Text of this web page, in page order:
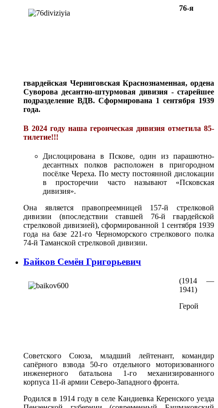
76-я
гвардейская Черниговская Краснознаменная, ордена
Суворова десантно-штурмовая дивизия - старейшее
подразделение ВДВ. Сформирована 1 сентября 1939
года.
В 2024 году наша героическая дивизия отметила 85-
тилетие!!!
Дислоцирована в Пскове, один из парашютно-
десантных полков расположен в пригородном
посёлке Череха. По месту постоянной дислокации
в просторечии часто называют «Псковская
дивизия».
Она является правопреемницей 157-й стрелковой
дивизии (впоследствии ставшей 76-й гвардейской
стрелковой дивизией), сформированной 1 сентября 1939
года на базе 221-го Черноморского стрелкового полка
74-й Таманской стрелковой дивизии.
Байков Семён Григорьевич
(1914 —
1941)
Герой
Советского Союза, младший лейтенант, командир
сапёрного взвода 50-го отдельного моторизованного
инженерного батальона 1-го механизированного
корпуса 11-й армии Северо-Западного фронта.
Родился в 1914 году в селе Кандиевка Керенского уезда